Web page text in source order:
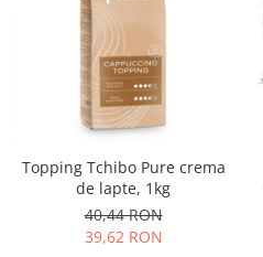
Topping Tchibo Pure crema
de lapte, 1kg
40,44 RON
39,62 RON